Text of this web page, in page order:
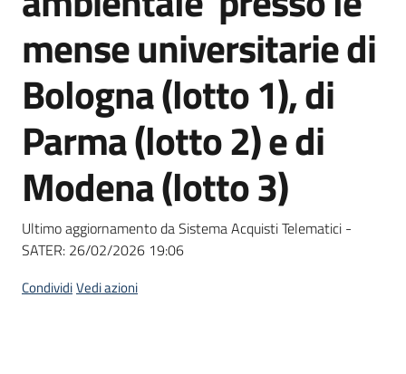
English
Seguici
su
mense universitarie di
Bologna (lotto 1), di
Parma (lotto 2) e di
Modena (lotto 3)
Ultimo aggiornamento da Sistema Acquisti Telematici -
SATER: 26/02/2026 19:06
CondividiVedi azioni